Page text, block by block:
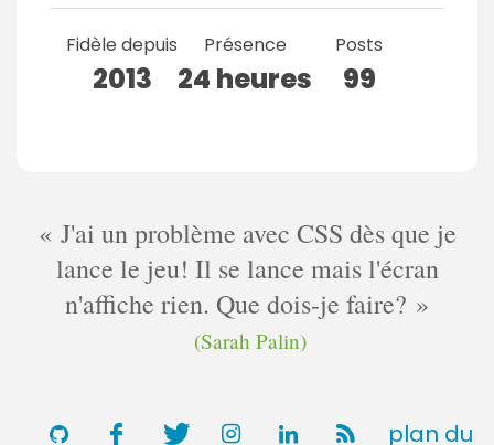
Fidèle depuis
2013
Présence
24 heures
Posts
99
J'ai un problème avec CSS dès que je
lance le jeu! Il se lance mais l'écran
n'affiche rien. Que dois-je faire?
(Sarah Palin)
plan du